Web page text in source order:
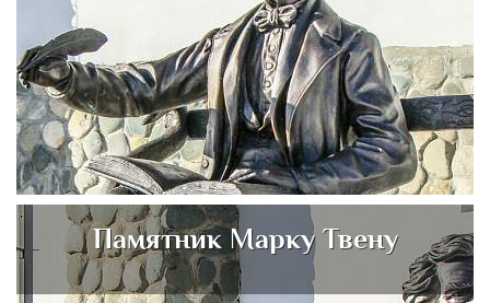
Памятник Марку Твену